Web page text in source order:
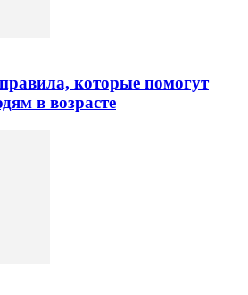
которые помогут
в возрасте